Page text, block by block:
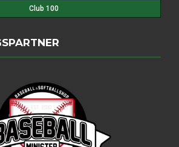
Club 100